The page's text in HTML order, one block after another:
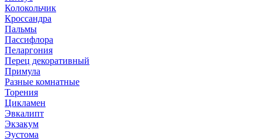
Колокольчик
Кроссандра
Пальмы
Пассифлора
Пеларгония
Перец декоративный
Примула
Разные комнатные
Торения
Цикламен
Эвкалипт
Экзакум
Эустома